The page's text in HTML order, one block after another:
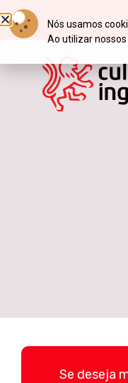
Se deseja
Nós usamos
Ao utilizar